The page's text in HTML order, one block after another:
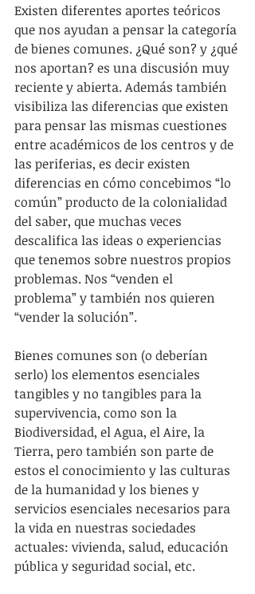
Existen diferentes aportes teóricos
que nos ayudan a pensar la categoría
de bienes comunes. ¿Qué son? y ¿qué
nos aportan? es una discusión muy
reciente y abierta. Además también
visibiliza las diferencias que existen
para pensar las mismas cuestiones
entre académicos de los centros y de
las periferias, es decir existen
diferencias en cómo concebimos “lo
común” producto de la colonialidad
del saber, que muchas veces
descalifica las ideas o experiencias
que tenemos sobre nuestros propios
problemas. Nos “venden el
problema” y también nos quieren
“vender la solución”.
Bienes comunes son (o deberían
serlo) los elementos esenciales
tangibles y no tangibles para la
supervivencia, como son la
Biodiversidad, el Agua, el Aire, la
Tierra, pero también son parte de
estos el conocimiento y las culturas
de la humanidad y los bienes y
servicios esenciales necesarios para
la vida en nuestras sociedades
actuales: vivienda, salud, educación
pública y seguridad social, etc.